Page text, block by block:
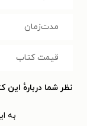
مدت‌زمان
قیمت کتاب
نظر شما دربارهٔ این
به